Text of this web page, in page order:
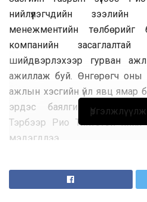
нийлүүлэгчдийн
менежментийн төлбөрийг
компанийн засаглалтай
шийдвэрлэхээр гурван
ажиллаж буй. Өнгөрөгч оны
ажлын хэсгийн үйл явц ямар
эрдэс баялгийн сайд
Тэрбээр Рио Тинтотой хийх
мэдэгдлээ.
нээлттэй сонсгол болж, УИХ-